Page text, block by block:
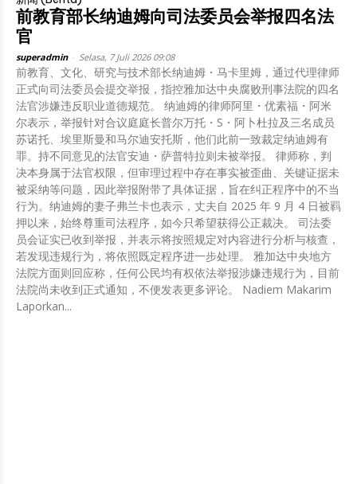
前教育部长纳迪姆向司法委员会举报四名法
官
superadmin Selasa, 7 Juli 2026 09:08
前教育、文化、研究与技术部长纳迪姆・马卡里姆，通过代理律师
正式向司法委员会提交举报，指控雅加达中央腐败刑事法院的四名
法官涉嫌违反职业道德规范。 纳迪姆的律师阿里・优素福・阿米
尔表示，举报针对合议庭庭长普尔万托・S・阿卜杜拉及三名成员
苏诺托、埃里斯曼和马尔迪安托斯，他们此前一致裁定纳迪姆有
罪。持不同意见的法官安迪・萨普特拉则未被举报。 律师称，判
决本身属于法官权限，但审理过程中存在事实被歪曲、关键证据未
被采纳等问题，因此举报附带了具体证据，旨在纠正程序中的不当
行为。纳迪姆的妻子弗兰卡也表示，丈夫自 2025 年 9 月 4 日被羁
押以来，始终尊重司法程序，如今只希望获得公正裁决。 司法委
员会证实已收到举报，并表示将按照规定对内容进行分析与核查，
若发现违规行为，将依照既定程序进一步处理。 雅加达中央地方
法院方面则回应称，任何公民均有权依法举报涉嫌违规行为，目前
法院尚未收到正式通知，不便发表更多评论。 Nadiem Makarim
Laporkan...